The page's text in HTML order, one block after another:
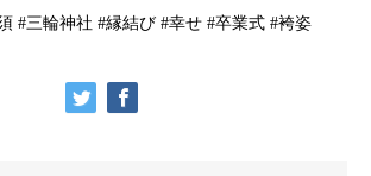
#三輪神社 #縁結び #幸せ #卒業式 #袴姿